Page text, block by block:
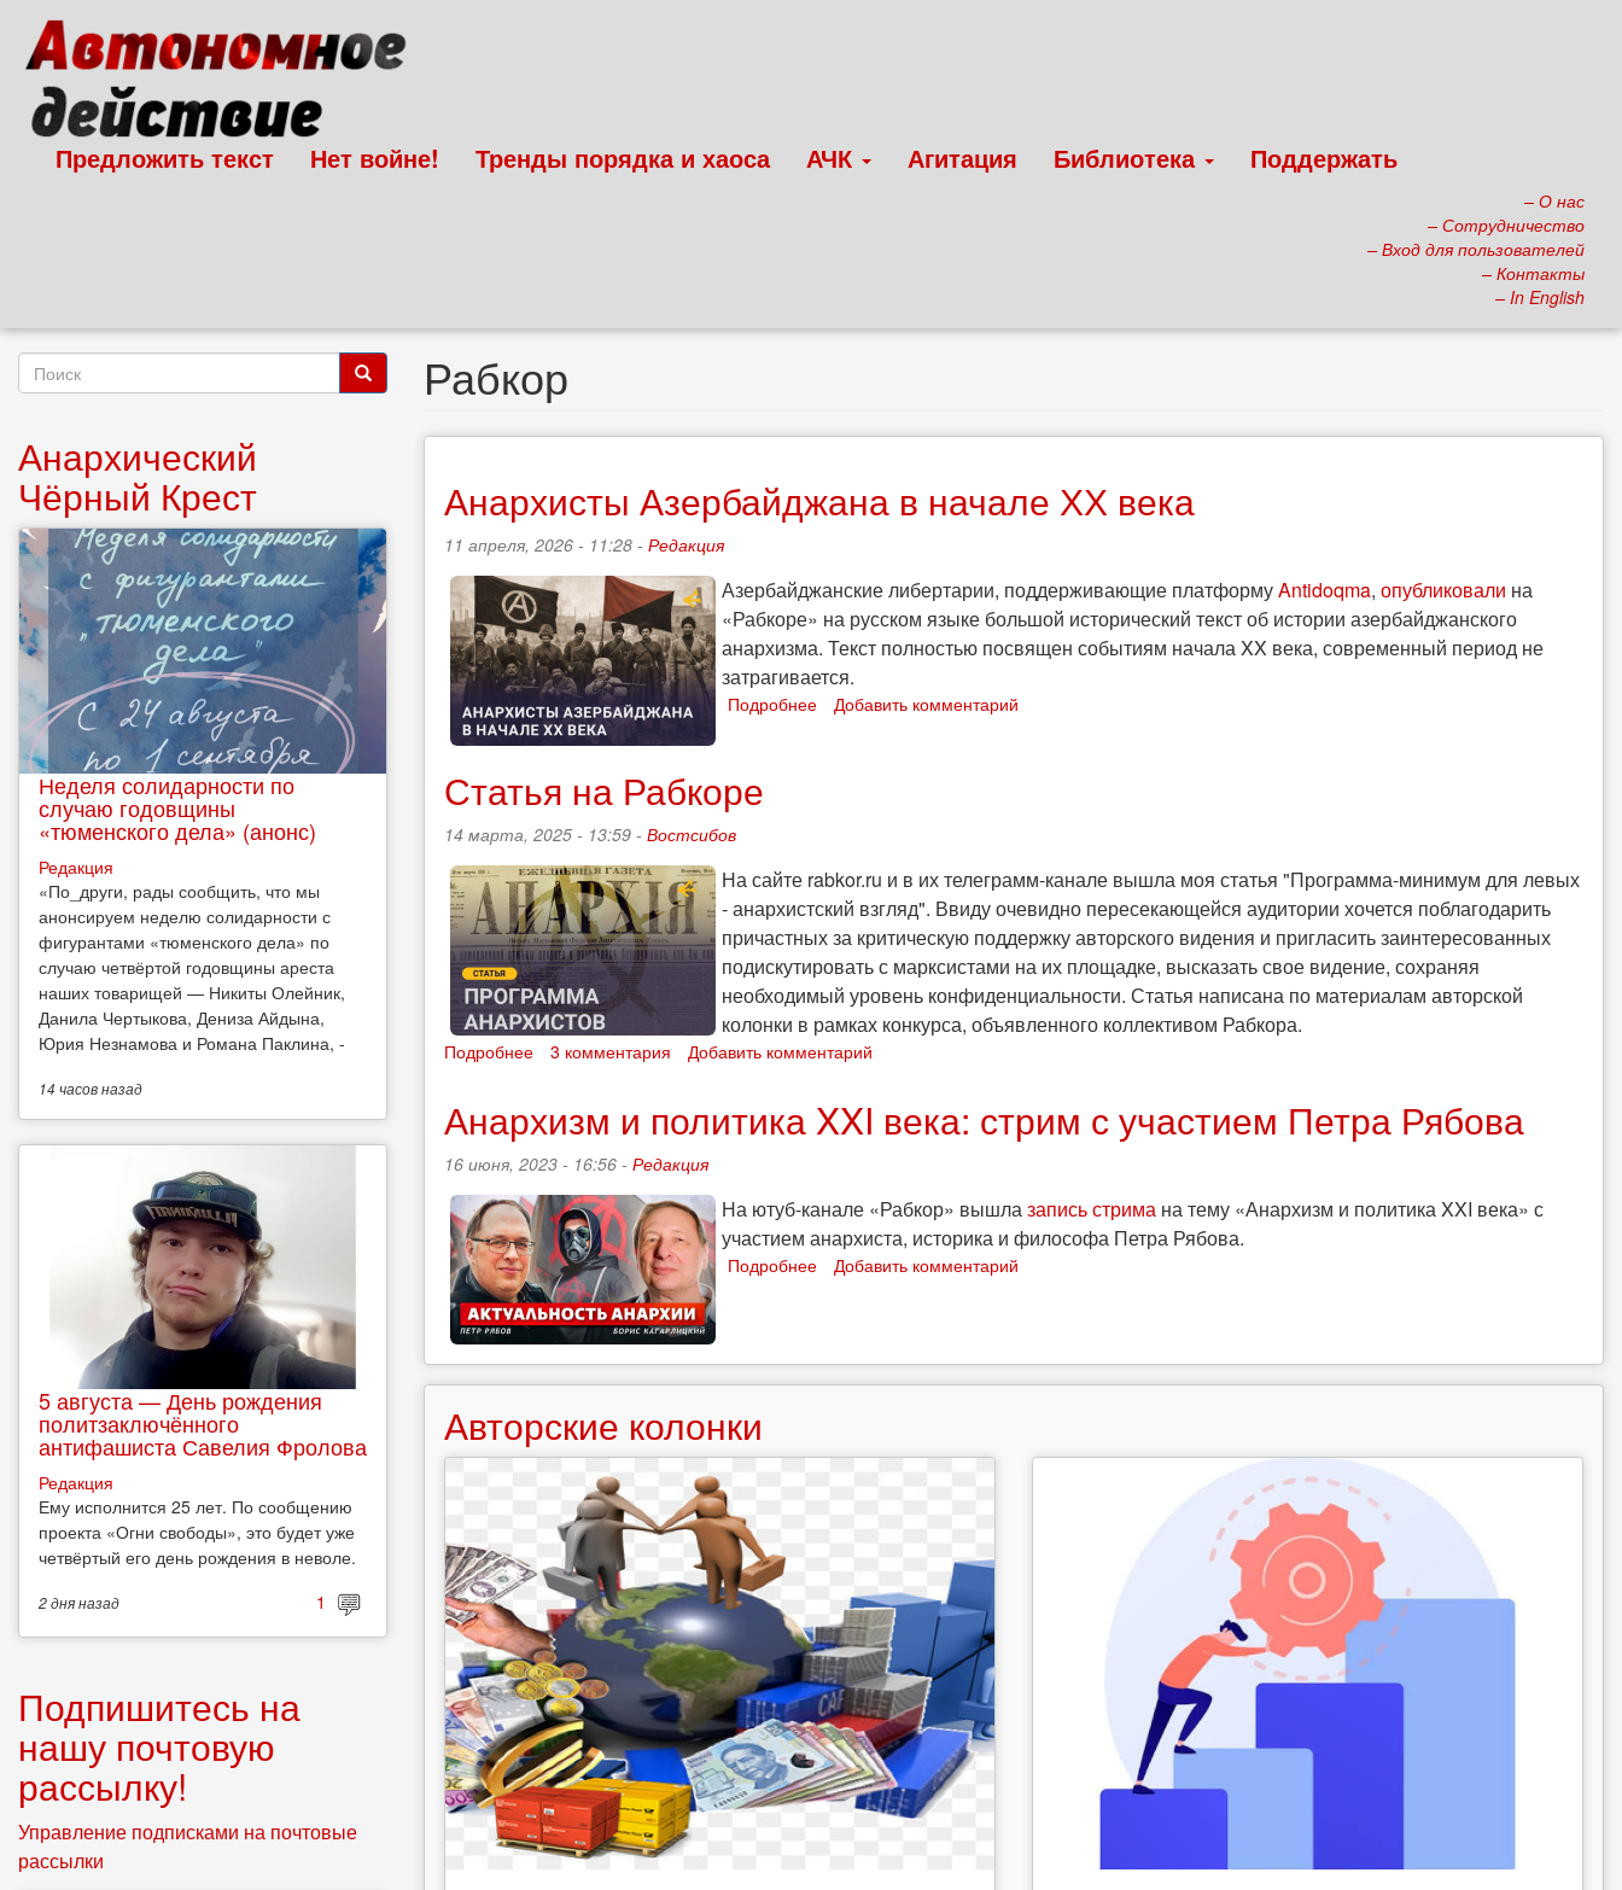
основному
содержанию
Предложить текст Нет войне! Тренды порядка и хаоса АЧК Агитация Библиотека Поддержать
– О нас
– Сотрудничество
– Вход для пользователей
– Контакты
– In English
Рабкор
Анархисты Азербайджана в начале ХХ века
11 апреля, 2026 - 11:28 - Редакция
Азербайджанские либертарии, поддерживающие платформуAntidoqma, опубликовали на
«Рабкоре» на русском языке большой исторический текст об истории азербайджанского
анархизма. Текст полностью посвящен событиям начала XX века, современный период не
затрагивается.
Подробнее Добавить комментарий
Статья на Рабкоре
14 марта, 2025 - 13:59 - Востсибов
На сайте rabkor.ru и в их телеграмм-канале вышла моя статья "Программа-минимум для левых
- анархистский взгляд". Ввиду очевидно пересекающейся аудитории хочется поблагодарить
причастных за критическую поддержку авторского видения и пригласить заинтересованных
подискутировать с марксистами на их площадке, высказать свое видение, сохраняя
необходимый уровень конфиденциальности. Статья написана по материалам авторской
колонки в рамках конкурса, объявленного коллективом Рабкора.
Подробнее
Рабкоре
3 комментария Добавить комментарий
Анархизм и политика XXI века: стрим с участием Петра Рябова
16 июня, 2023 - 16:56 - Редакция
На ютуб-канале «Рабкор» вышлазапись стрима на тему «Анархизм и политика XXI века» с
участием анархиста, историка и философа Петра Рябова.
Подробнее
XXI
века:
участием
Добавить комментарий
Авторские колонки
Форма
Анархический
Чёрный Крест
Неделя солидарности по
случаю годовщины
«тюменского дела» (анонс)
Редакция
​«По_други, рады сообщить, что мы
анонсируем неделю солидарности с
фигурантами «тюменского дела» по
случаю четвёртой годовщины ареста
наших товарищей — Никиты Олейник,
Данила Чертыкова, Дениза Айдына,
Юрия Незнамова и Романа Паклина, -
14 часовназад
5 августа — День рождения
политзаключённого
антифашиста Савелия Фролова
Редакция
Ему исполнится 25 лет. По сообщению
проекта «Огни свободы», это будет уже
четвёртый его день рождения в неволе.
2 дняназад 1
Подпишитесь на
нашу почтовую
рассылку!
Управление подписками на почтовые
рассылки